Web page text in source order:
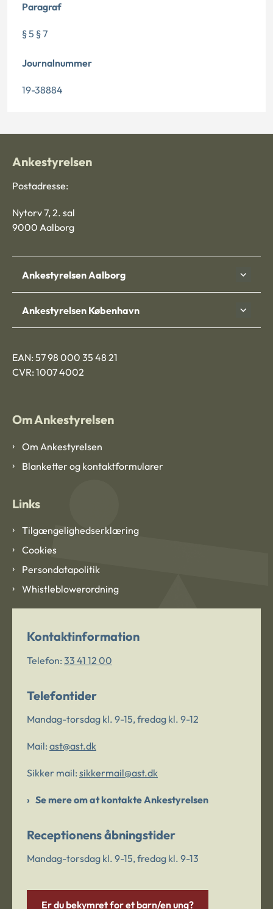
Paragraf
§ 5 § 7
Journalnummer
19-38884
Ankestyrelsen
Postadresse:
Nytorv 7, 2. sal
9000 Aalborg
Ankestyrelsen Aalborg
Ankestyrelsen København
EAN: 57 98 000 35 48 21
CVR: 1007 4002
Om Ankestyrelsen
Om Ankestyrelsen
Blanketter og kontaktformularer
Links
Tilgængelighedserklæring
Cookies
Persondatapolitik
Whistleblowerordning
Kontaktinformation
Telefon: 33 41 12 00
Telefontider
Mandag-torsdag kl. 9-15, fredag kl. 9-12
Mail: ast@ast.dk
Sikker mail: sikkermail@ast.dk
Se mere om at kontakte Ankestyrelsen
Receptionens åbningstider
Mandag-torsdag kl. 9-15, fredag kl. 9-13
Er du bekymret for et barn/en ung?